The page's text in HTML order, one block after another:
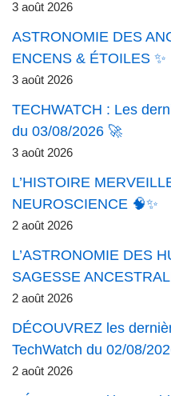
3 août 2026
ASTRONOMIE DES
ENCENS & ÉTOILES ✨
3 août 2026
TECHWATCH : Les
du 03/08/2026 🚀
3 août 2026
L’HISTOIRE
NEUROSCIENCE 🧠✨
2 août 2026
L’ASTRONOMIE DES
SAGESSE
2 août 2026
DÉCOUVREZ les
TechWatch du 02/08/
2 août 2026